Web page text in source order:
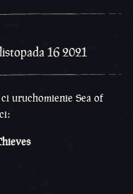
16 2021
uruchomienie Sea of